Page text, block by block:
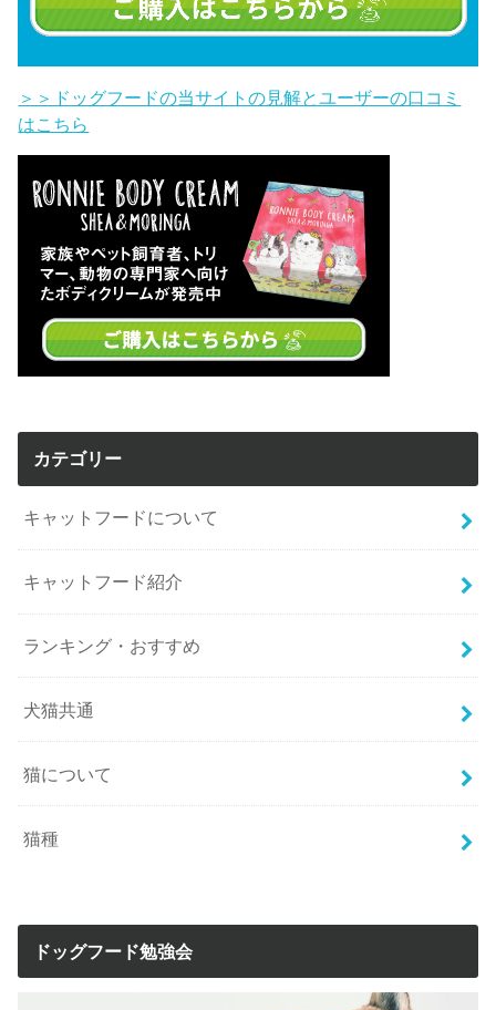
＞＞ドッグフードの当サイトの見解とユーザーの口コミ
はこちら
カテゴリー
キャットフードについて
キャットフード紹介
ランキング・おすすめ
犬猫共通
猫について
猫種
ドッグフード勉強会